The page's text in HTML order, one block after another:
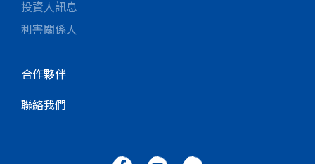
投資人訊息
利害關係人
合作夥伴
聯絡我們